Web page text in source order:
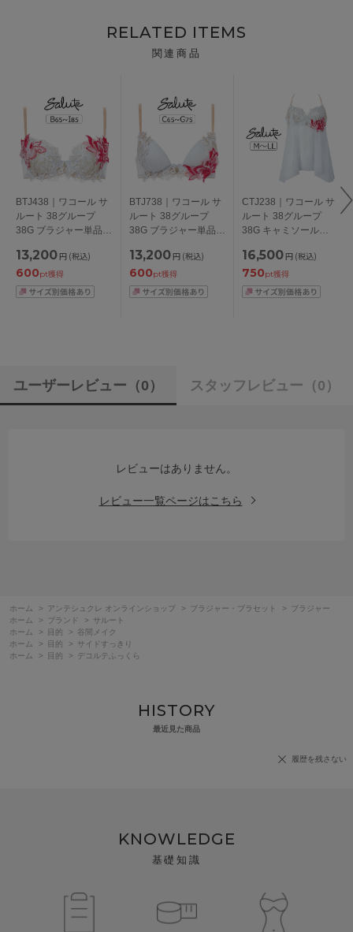
RELATED ITEMS
関連商品
BTJ438｜ワコール サ
ルート 38グループ
38G ブラジャー単品
BCDEFGHIカップ ア
ンダー
65/70/75/80/85cm
13,200 円 (税込)
600pt獲得
BTJ738｜ワコール サ
ルート 38グループ
38G ブラジャー単品
スブラ CDEFGカップ
アンダー 65/70/75cm
13,200 円 (税込)
600pt獲得
CTJ238｜ワコール サ
ルート 38グループ
38G キャミソール
16,500 円 (税込)
750pt獲得
ユーザーレビュー （0） スタッフレビュー （0）
レビューはありません。
レビュー一覧ページはこちら
ホーム > アンテシュクレ オンラインショップ > ブラジャー・ブラセット >
ブラジャー
ホーム
> ブランド >
サルート
ホーム
> 目的 >
谷間メイク
ホーム
> 目的 >
サイドすっきり
ホーム
> 目的 > デコルテふっくら
HISTORY
最近見た商品
履歴を残さない
KNOWLEDGE
基礎知識